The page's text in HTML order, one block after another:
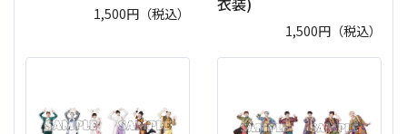
1,500円（税込）
1,500円（税込）